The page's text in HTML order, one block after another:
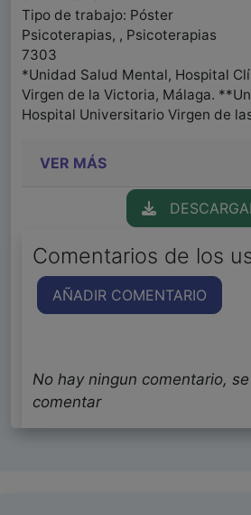
Tipo de trabajo: Póster
Psicoterapias, , Psicoterapias
7303
*Unidad Salud Mental, Hospital
Virgen de la Victoria, Málaga.
Hospital Universitario Virgen de
VER MÁS
Comentarios de los
AÑADIR COMENTARIO
No hay ningun comentario,
comentar